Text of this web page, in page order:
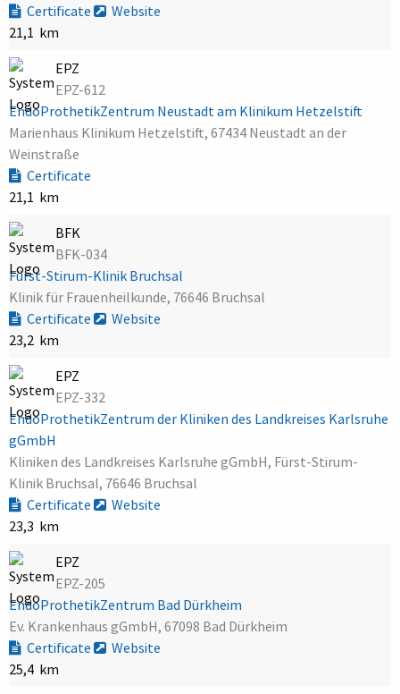
Certificate
Website
21,1 km
EPZ
EPZ-612
EndoProthetikZentrum Neustadt am Klinikum Hetzelstift
Marienhaus Klinikum Hetzelstift, 67434 Neustadt an der
Weinstraße
Certificate
21,1 km
BFK
BFK-034
Fürst-Stirum-Klinik Bruchsal
Klinik für Frauenheilkunde, 76646 Bruchsal
Certificate
Website
23,2 km
EPZ
EPZ-332
EndoProthetikZentrum der Kliniken des Landkreises Karlsruhe
gGmbH
Kliniken des Landkreises Karlsruhe gGmbH, Fürst-Stirum-
Klinik Bruchsal, 76646 Bruchsal
Certificate
Website
23,3 km
EPZ
EPZ-205
EndoProthetikZentrum Bad Dürkheim
Ev. Krankenhaus gGmbH, 67098 Bad Dürkheim
Certificate
Website
25,4 km